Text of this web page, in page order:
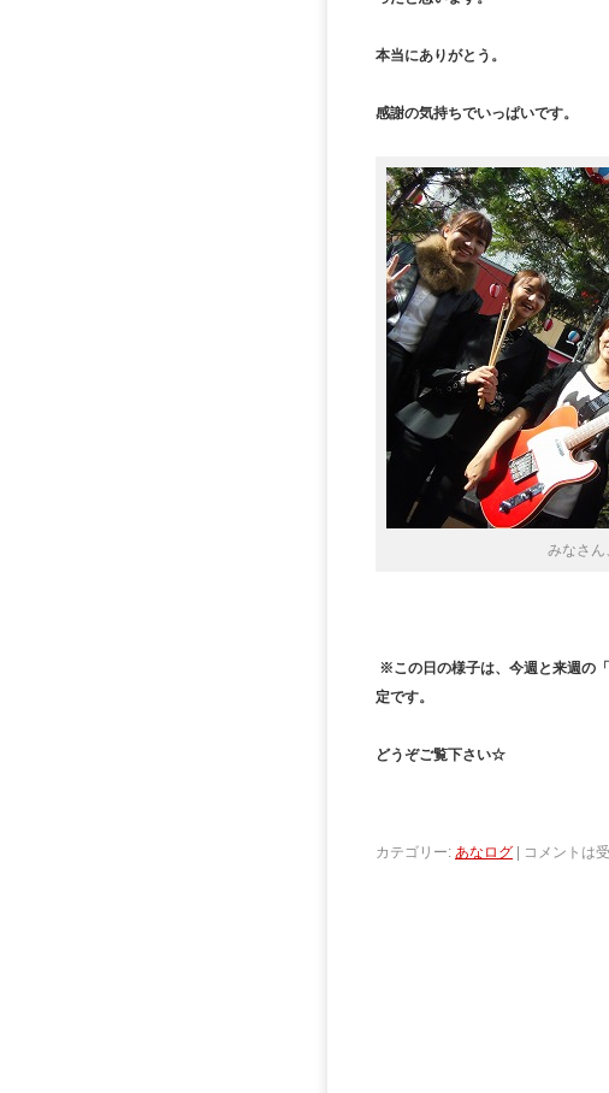
本当にありがとう。
感謝の気持ちでいっぱいです。
みなさん
※この日の様子は、今週と来週の
定です。
どうぞご覧下さい☆
カテゴリー: あなログ コメントは